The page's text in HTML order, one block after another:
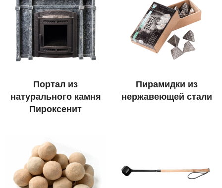
Портал из
натурального камня
Пироксенит
Пирамидки из
нержавеющей стали